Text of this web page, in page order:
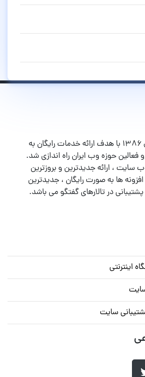
پرشین اسکریپت در سال ۱۳۸۶ با هدف ارائه خدمات رایگان به
فعالین حوزه وب ایران راه اندازی شد.
سایت ، ارائه جدیدترین و بروزترین
ها به صورت رایگان ، جدیدترین
در تالارهای گفتگو می باشد.
اینترنتی
سایت